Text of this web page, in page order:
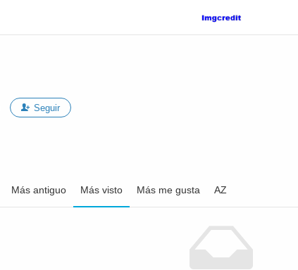
Seguir
Más antiguo Más visto Más me gusta AZ